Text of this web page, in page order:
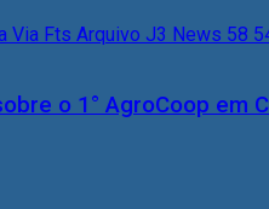
o 1° AgroCoop em